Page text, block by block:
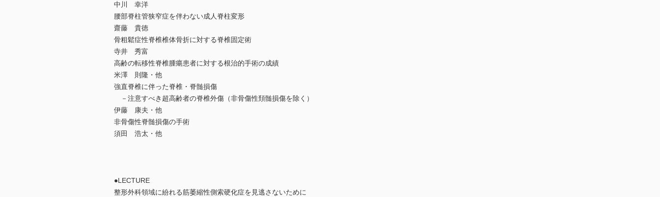
中川 幸洋
腰部脊柱管狭窄症を伴わない成人脊柱変形
齋藤 貴徳
骨粗鬆症性脊椎椎体骨折に対する脊椎固定術
寺井 秀富
高齢の転移性脊椎腫瘍患者に対する根治的手術の成績
米澤 則隆・他
強直脊椎に伴った脊椎・脊髄損傷
－注意すべき超高齢者の脊椎外傷（非骨傷性頚髄損傷を除く）
伊藤 康夫・他
非骨傷性脊髄損傷の手術
須田 浩太・他
●LECTURE
整形外科領域に紛れる筋萎縮性側索硬化症を見逃さないために